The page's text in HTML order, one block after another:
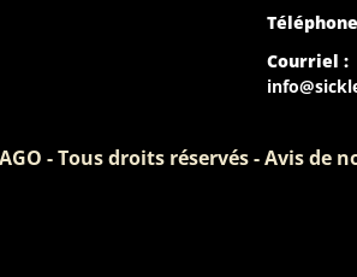
Courriel :
- Tous droits réservés - Avis de